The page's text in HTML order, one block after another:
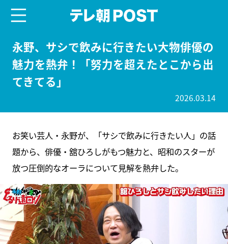
永野、サシで飲みに行きたい大物俳優の
魅力を熱弁！「努力を超えたとこから出
てきてる」
2026.03.14
お笑い芸人・永野が、「サシで飲みに行きたい人」の話
題から、俳優・舘ひろしがもつ魅力と、昭和のスターが
放つ圧倒的なオーラについて見解を熱弁した。